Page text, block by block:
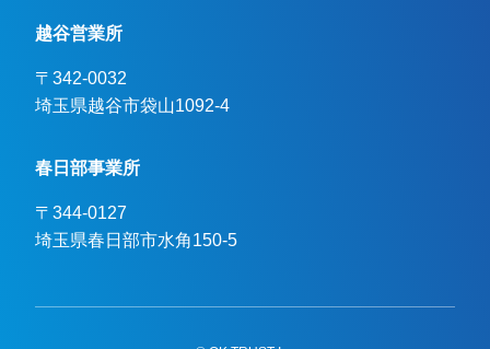
越谷営業所
〒342-0032
埼玉県越谷市袋山1092-4
春日部事業所
〒344-0127
埼玉県春日部市水角150-5